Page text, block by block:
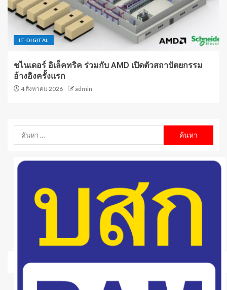
IT-DIGITAL
ชไนเดอร์ อิเล็คทริค ร่วมกับ AMD เปิดตัวสถาปัตยกรรม
อ้างอิงครั้งแรก
4 สิงหาคม 2026 admin